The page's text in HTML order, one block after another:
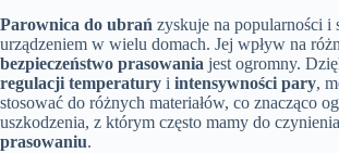
Parownica do ubrań zyskuje na popularności i
urządzeniem w wielu domach. Jej wpływ na
bezpieczeństwo prasowania jest ogromny.
regulacji temperatury i intensywności pary,
stosować do różnych materiałów, co znacząco
uszkodzenia, z którym często mamy do
prasowaniu.